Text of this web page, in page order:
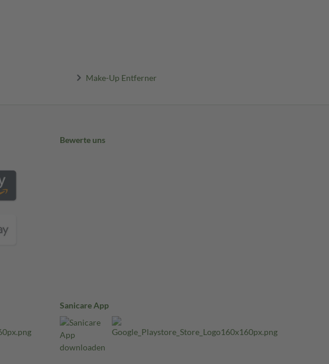
Make-Up Entferner
Bewerte uns
Sanicare App